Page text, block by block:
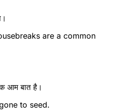
are a common
आम बात है।
to seed.